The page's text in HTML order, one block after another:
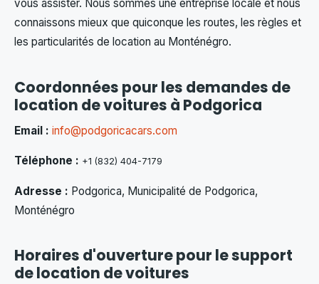
vous assister. Nous sommes une entreprise locale et nous
connaissons mieux que quiconque les routes, les règles et
les particularités de location au Monténégro.
Coordonnées pour les demandes de
location de voitures à Podgorica
Email : info@podgoricacars.com
Téléphone : +1 (832) 404-7179
Adresse : Podgorica, Municipalité de Podgorica,
Monténégro
Horaires d'ouverture pour le support
de location de voitures